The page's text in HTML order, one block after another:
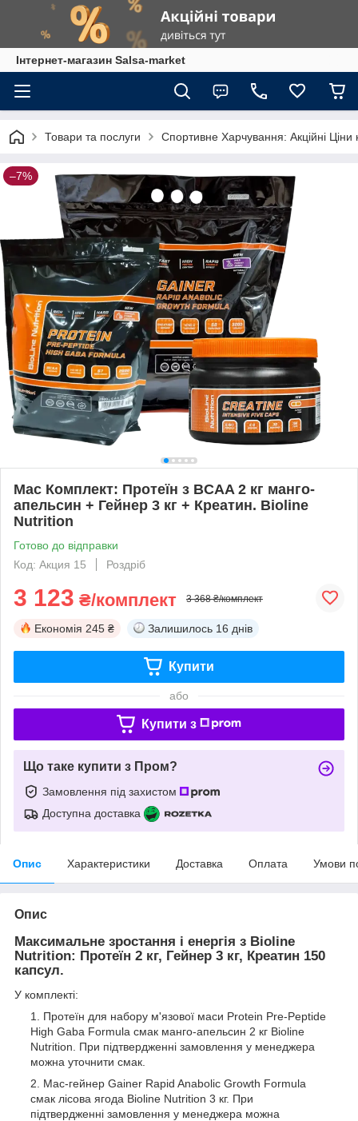
Інтернет-магазин Salsa-market
Товари та послуги Спортивне Харчування: Акційні Ціни
–7%
Мас Комплект: Протеїн з BCAA 2 кг манго-
апельсин + Гейнер 3 кг + Креатин. Bioline
Nutrition
Готово до відправки
Код: Акция 15
Роздріб
3 123 ₴/комплект 3 368 ₴/комплект
Економія 245 ₴ Залишилось 16 днів
Купити
або
Купити з
Що таке купити з Пром?
Замовлення під захистом
Доступна доставка
Опис Характеристики Доставка Оплата Умови
Опис
Максимальне зростання і енергія з Bioline
Nutrition: Протеїн 2 кг, Гейнер 3 кг, Креатин 150
капсул.
У комплекті:
Протеїн для набору м'язової маси Protein Pre-Peptide
High Gaba Formula смак манго-апельсин 2 кг Bioline
Nutrition. При підтвердженні замовлення у менеджера
можна уточнити смак.
Мас-гейнер Gainer Rapid Anabolic Growth Formula
смак лісова ягода Bioline Nutrition 3 кг. При
підтвердженні замовлення у менеджера можна